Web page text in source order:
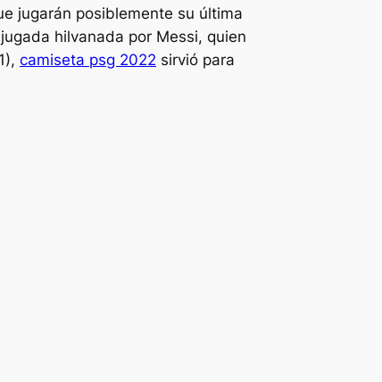
jugarán posiblemente su última
hilvanada por Messi, quien
camiseta psg 2022 sirvió para